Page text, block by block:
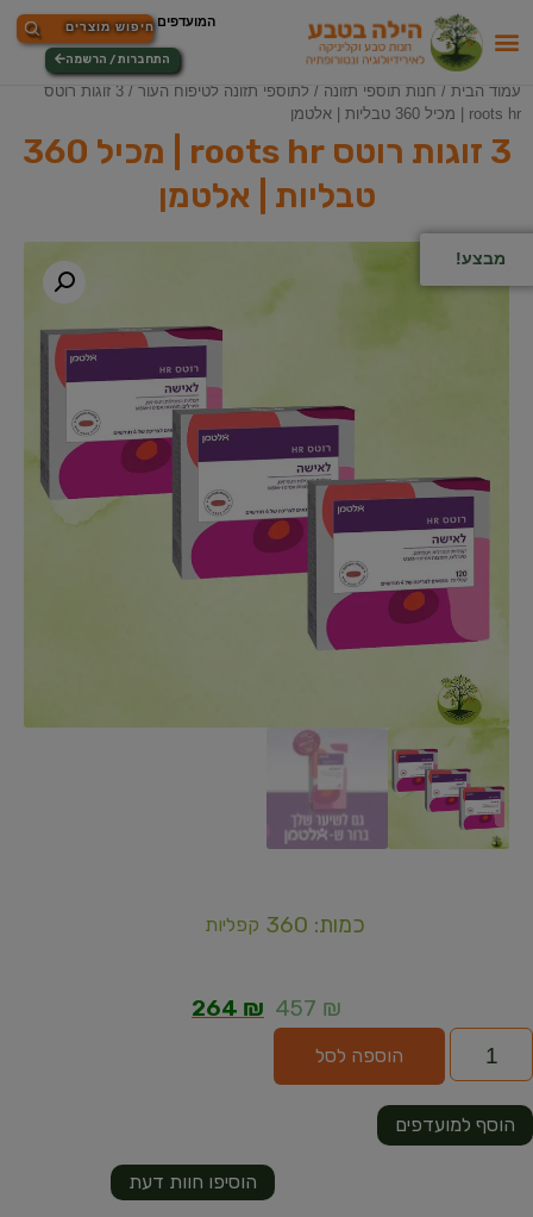
התחברות / הרשמה
עמוד הבית / חנות תוספי תזונה / לתוספי תזונה לטיפוח העור
/ 3 זוגות רוטס
roots hr | מכיל 360 טבליות | אלטמן
3 זוגות רוטס roots hr | מכיל 360
טבליות | אלטמן
מבצע!
כמות: 360 קפליות
457 ₪
264 ₪
הוספה לסל
הוסיפו חוות דעת
הוסף למועדפים